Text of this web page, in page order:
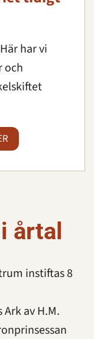
har vi
och
årtal
instiftas 8
av H.M.